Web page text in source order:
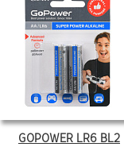
GOPOWER LR6 BL2